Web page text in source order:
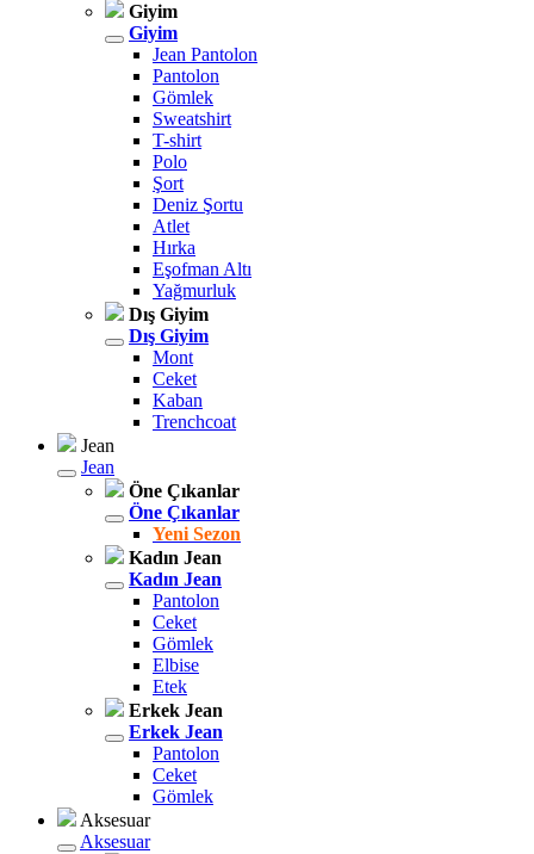
Giyim
Giyim
Jean Pantolon
Pantolon
Gömlek
Sweatshirt
T-shirt
Polo
Şort
Deniz Şortu
Atlet
Hırka
Eşofman Altı
Yağmurluk
Dış Giyim
Dış Giyim
Mont
Ceket
Kaban
Trenchcoat
Jean
Jean
Öne Çıkanlar
Öne Çıkanlar
Yeni Sezon
Kadın Jean
Kadın Jean
Pantolon
Ceket
Gömlek
Elbise
Etek
Erkek Jean
Erkek Jean
Pantolon
Ceket
Gömlek
Aksesuar
Aksesuar